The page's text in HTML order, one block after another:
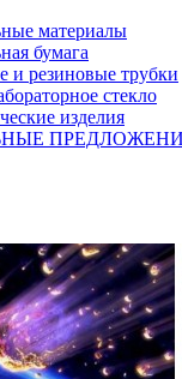
материалы
бумага
и резиновые трубки
стекло
изделия